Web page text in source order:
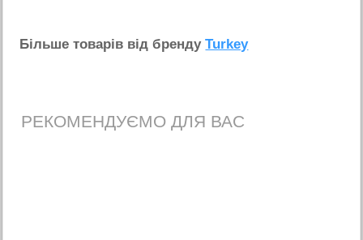
Бiльше товарiв вiд брендуTurkey
РЕКОМЕНДУЄМО ДЛЯ ВАС